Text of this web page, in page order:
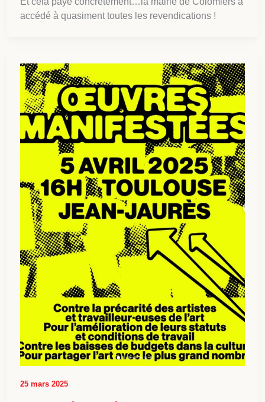
accédé à quasiment toutes les revendications !
25 mars 2025